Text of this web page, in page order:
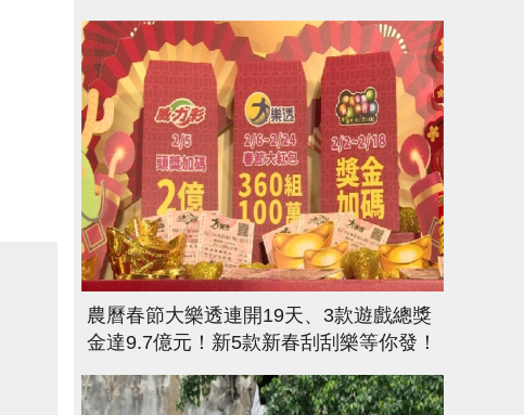
農曆春節大樂透連開19天、3款遊戲總獎
金達9.7億元！新5款新春刮刮樂等你發！